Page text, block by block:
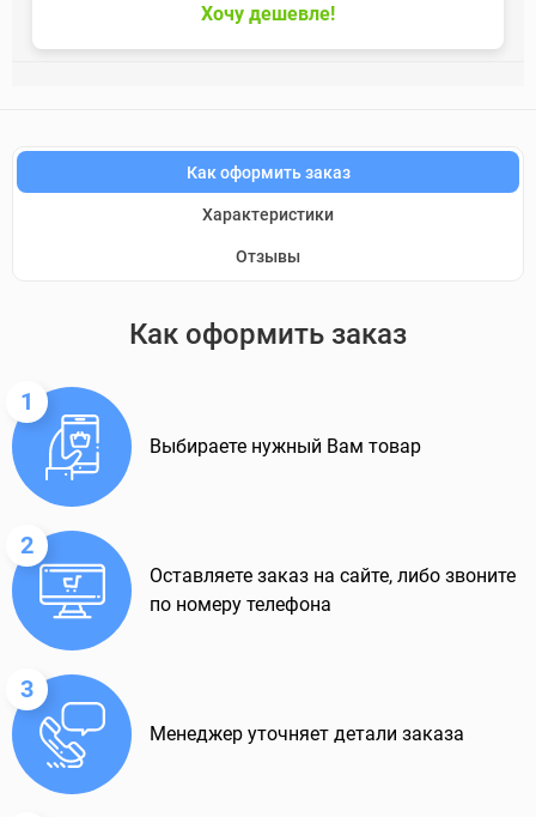
Хочу дешевле!
Как оформить заказ
Характеристики
Отзывы
Как оформить заказ
1
Выбираете нужный Вам товар
2
Оставляете заказ на сайте, либо звоните
по номеру телефона
3
Менеджер уточняет детали заказа